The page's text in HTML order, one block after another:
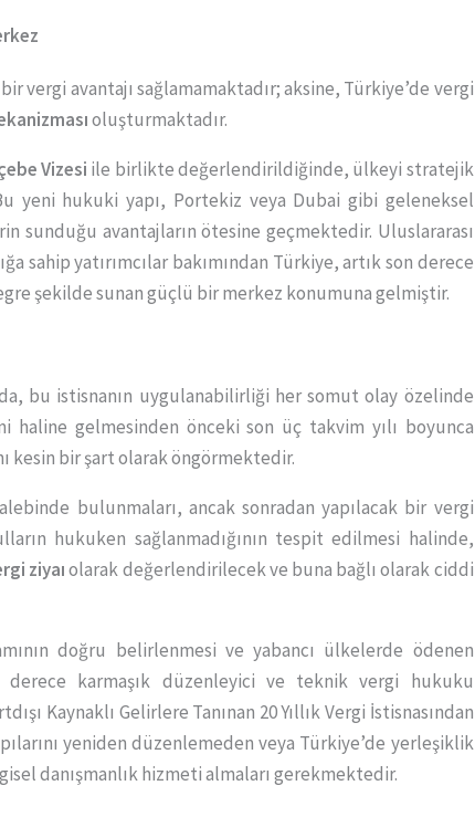
vergi avantajı sağlamamaktadır; aksine, Türkiye’de vergi
oluşturmaktadır.
Vizesi ile birlikte değerlendirildiğinde, ülkeyi stratejik
yeni hukuki yapı, Portekiz veya Dubai gibi geleneksel
avantajların ötesine geçmektedir. Uluslararası
yatırımcılar bakımından Türkiye, artık son derece
şekilde sunan güçlü bir merkez konumuna gelmiştir.
bu istisnanın uygulanabilirliği her somut olay özelinde
gelmesinden önceki son üç takvim yılı boyunca
kesin bir şart olarak öngörmektedir.
bulunmaları, ancak sonradan yapılacak bir vergi
hukuken sağlanmadığının tespit edilmesi halinde,
ziyaıolarak değerlendirilecek ve buna bağlı olarak ciddi
doğru belirlenmesi ve yabancı ülkelerde ödenen
karmaşık düzenleyici ve teknik vergi hukuku
Kaynaklı Gelirlere Tanınan 20 Yıllık Vergi İstisnasından
yeniden düzenlemeden veya Türkiye’de yerleşiklik
danışmanlık hizmeti almaları gerekmektedir.